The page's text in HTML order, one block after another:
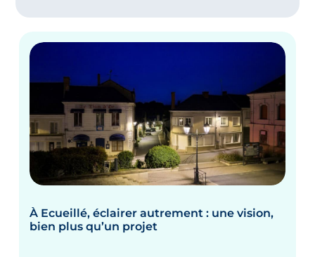
À Ecueillé, éclairer autrement : une vision,
bien plus qu’un projet